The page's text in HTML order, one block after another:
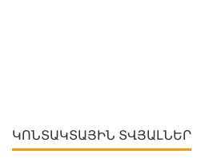
ԿՈՆՏԱԿՏԱՅԻՆ ՏՎՅԱԼՆԵՐ